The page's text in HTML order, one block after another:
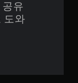
공유
도와